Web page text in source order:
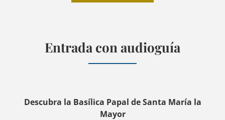
Entrada con audioguía
Descubra la Basílica Papal de Santa María la
Mayor